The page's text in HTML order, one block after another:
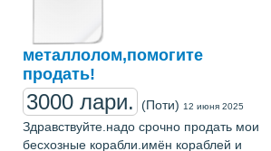
металлолом,помогите
продать!
3000 лари. (Поти) 12 июня 2025
Здравствуйте.надо срочно продать мои
бесхозные корабли.имён кораблей и